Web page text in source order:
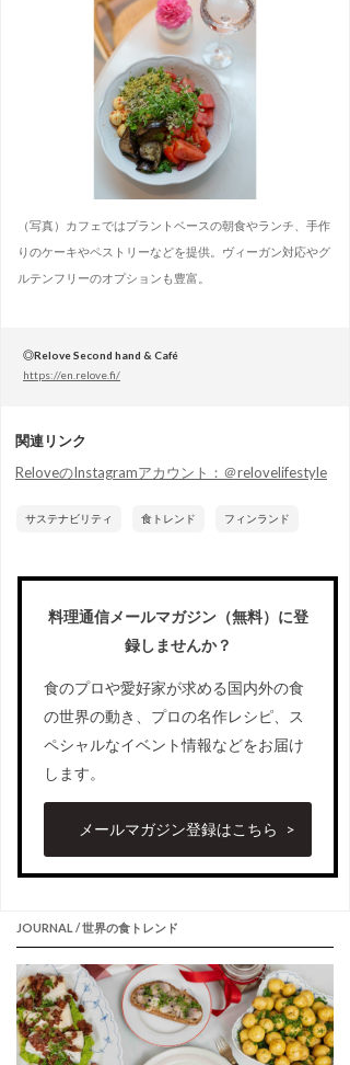
（写真）カフェではプラントベースの朝食やランチ、手作
りのケーキやペストリーなどを提供。ヴィーガン対応やグ
ルテンフリーのオプションも豊富。
◎Relove Second hand & Café
https://en.relove.fi/
関連リンク
ReloveのInstagramアカウント：＠relovelifestyle
サステナビリティ 食トレンド フィンランド
料理通信メールマガジン（無料）に登
録しませんか？
食のプロや愛好家が求める国内外の食
の世界の動き、プロの名作レシピ、ス
ペシャルなイベント情報などをお届け
します。
メールマガジン登録はこちら
JOURNAL / 世界の食トレンド